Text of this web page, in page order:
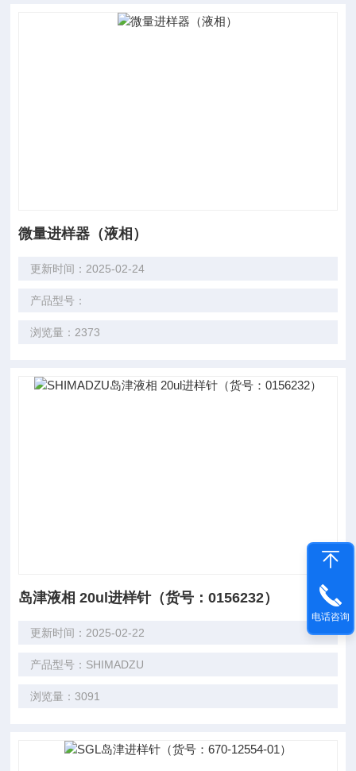
微量进样器（液相）
更新时间：2025-02-24
产品型号：
浏览量：2373
岛津液相 20ul进样针（货号：0156232）
更新时间：2025-02-22
产品型号：SHIMADZU
浏览量：3091
电话咨询